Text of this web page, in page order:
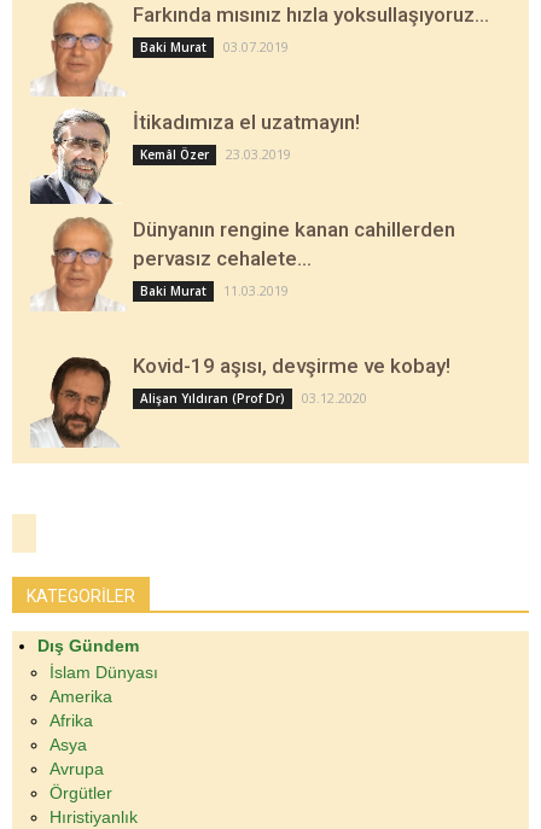
Farkında mısınız hızla yoksullaşıyoruz…
Baki Murat 03.07.2019
İtikadımıza el uzatmayın!
Kemâl Özer 23.03.2019
Dünyanın rengine kanan cahillerden
pervasız cehalete…
Baki Murat 11.03.2019
Kovid-19 aşısı, devşirme ve kobay!
Alişan Yıldıran (Prof Dr) 03.12.2020
KATEGORİLER
Dış Gündem
İslam Dünyası
Amerika
Afrika
Asya
Avrupa
Örgütler
Hıristiyanlık